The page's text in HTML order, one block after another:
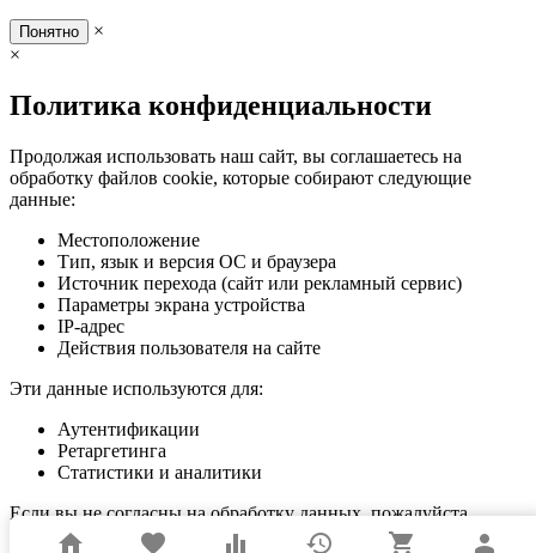
home favorite equalizer history shopping_cart person
Понятно
×
×
Политика конфиденциальности
Продолжая использовать наш сайт, вы соглашаетесь на
обработку файлов cookie, которые собирают следующие
данные:
Местоположение
Тип, язык и версия ОС и браузера
Источник перехода (сайт или рекламный сервис)
Параметры экрана устройства
IP-адрес
Действия пользователя на сайте
Эти данные используются для:
Аутентификации
Ретаргетинга
Статистики и аналитики
Если вы не согласны на обработку данных, пожалуйста,
покиньте сайт.